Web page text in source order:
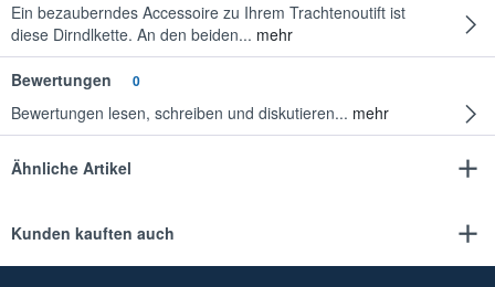
Ein bezauberndes Accessoire zu Ihrem Trachtenoutift ist
diese Dirndlkette. An den beiden... mehr
Bewertungen 0
Bewertungen lesen, schreiben und diskutieren... mehr
Ähnliche Artikel
Kunden kauften auch